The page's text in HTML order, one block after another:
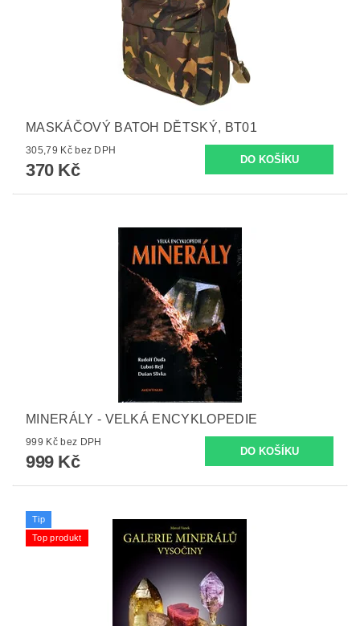
MASKÁČOVÝ BATOH DĚTSKÝ, BT01
305,79 Kč bez DPH
370 Kč
MINERÁLY - VELKÁ ENCYKLOPEDIE
999 Kč bez DPH
999 Kč
Tip
Top produkt